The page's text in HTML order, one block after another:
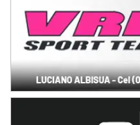
El Timbó (Tucumán)